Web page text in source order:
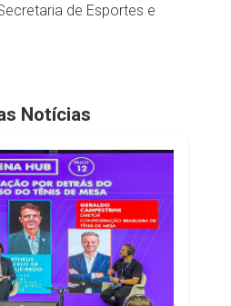
de Esportes e
Notícias